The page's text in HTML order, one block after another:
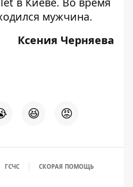
мужчина.
Ксения Черняева
😆 😡
ГСЧС СКОРАЯ ПОМОЩЬ